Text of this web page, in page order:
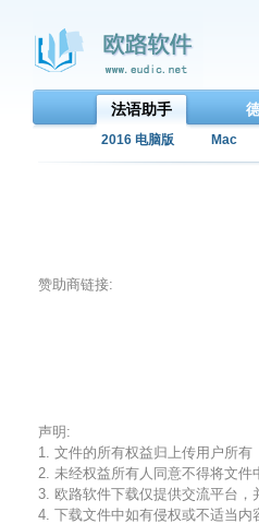
法语助手
2016 电脑版 Mac
赞助商链接:
声明:
1. 文件的所有权益归上传用户所有
2. 未经权益所有人同意不得将文件
3. 欧路软件下载仅提供交流平台，
4. 下载文件中如有侵权或不适当内